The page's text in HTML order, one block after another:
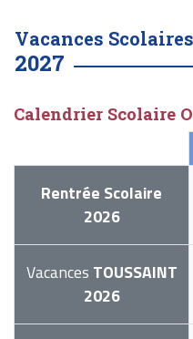
Vacances
2027
Calendrier Scolaire
Rentrée Scolaire
2026
Vacances TOUSSAINT
2026